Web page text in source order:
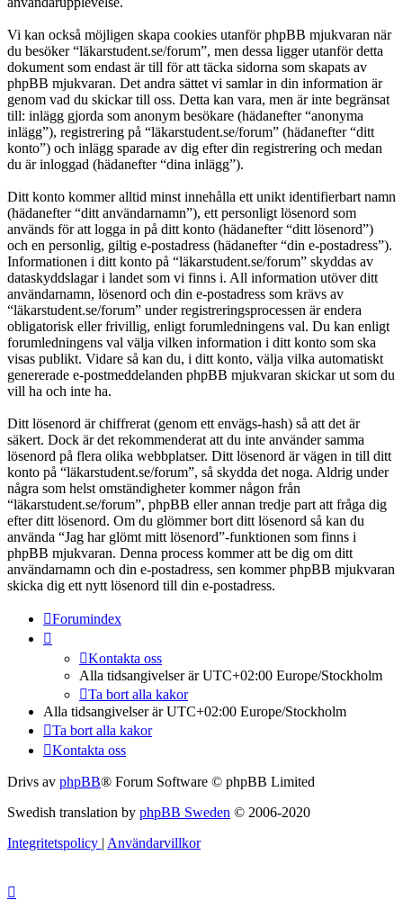
Vi kan också möjligen skapa cookies utanför phpBB mjukvaran när
du besöker “läkarstudent.se/forum”, men dessa ligger utanför detta
dokument som endast är till för att täcka sidorna som skapats av
phpBB mjukvaran. Det andra sättet vi samlar in din information är
genom vad du skickar till oss. Detta kan vara, men är inte begränsat
till: inlägg gjorda som anonym besökare (hädanefter “anonyma
inlägg”), registrering på “läkarstudent.se/forum” (hädanefter “ditt
konto”) och inlägg sparade av dig efter din registrering och medan
du är inloggad (hädanefter “dina inlägg”).
Ditt konto kommer alltid minst innehålla ett unikt identifierbart namn
(hädanefter “ditt användarnamn”), ett personligt lösenord som
används för att logga in på ditt konto (hädanefter “ditt lösenord”)
och en personlig, giltig e-postadress (hädanefter “din e-postadress”).
Informationen i ditt konto på “läkarstudent.se/forum” skyddas av
dataskyddslagar i landet som vi finns i. All information utöver ditt
användarnamn, lösenord och din e-postadress som krävs av
“läkarstudent.se/forum” under registreringsprocessen är endera
obligatorisk eller frivillig, enligt forumledningens val. Du kan enligt
forumledningens val välja vilken information i ditt konto som ska
visas publikt. Vidare så kan du, i ditt konto, välja vilka automatiskt
genererade e-postmeddelanden phpBB mjukvaran skickar ut som du
vill ha och inte ha.
Ditt lösenord är chiffrerat (genom ett envägs-hash) så att det är
säkert. Dock är det rekommenderat att du inte använder samma
lösenord på flera olika webbplatser. Ditt lösenord är vägen in till ditt
konto på “läkarstudent.se/forum”, så skydda det noga. Aldrig under
några som helst omständigheter kommer någon från
“läkarstudent.se/forum”, phpBB eller annan tredje part att fråga dig
efter ditt lösenord. Om du glömmer bort ditt lösenord så kan du
använda “Jag har glömt mitt lösenord”-funktionen som finns i
phpBB mjukvaran. Denna process kommer att be dig om ditt
användarnamn och din e-postadress, sen kommer phpBB mjukvaran
skicka dig ett nytt lösenord till din e-postadress.
Forumindex
Kontakta oss
Alla tidsangivelser är UTC+02:00 Europe/Stockholm
Ta bort alla kakor
Alla tidsangivelser är UTC+02:00 Europe/Stockholm
Ta bort alla kakor
Kontakta oss
Drivs av phpBB® Forum Software © phpBB Limited
Swedish translation by phpBB Sweden © 2006-2020
Integritetspolicy | Användarvillkor